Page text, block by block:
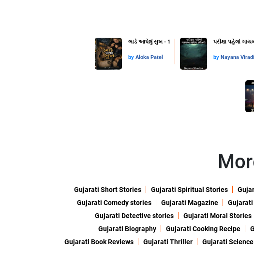
ભાડે આપેલું સુખ - 1
by Aloka Patel
પરીક્ષા પહેલાં
by Nayana
Gujarati Short Stories Gujarati Spiritual Stories
Gujarati Comedy stories
Gujarati Magazine Gujarati
Gujarati Detective stories
Gujarati Moral Stories
Gujarati Biography
Gujarati Cooking Recipe
Gujarati Book Reviews
Gujarati Thriller Gujarati